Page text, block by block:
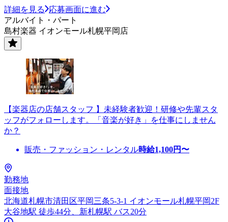
詳細を見る
応募画面に進む
アルバイト・パート
島村楽器 イオンモール札幌平岡店
【楽器店の店舗スタッフ 】未経験者歓迎！研修や先輩スタ
ッフがフォローします。「音楽が好き」を仕事にしません
か？
販売・ファッション・レンタル時給1,100円〜
勤務地
面接地
北海道札幌市清田区平岡三条5-3-1 イオンモール札幌平岡2F
大谷地駅 徒歩44分、新札幌駅 バス20分